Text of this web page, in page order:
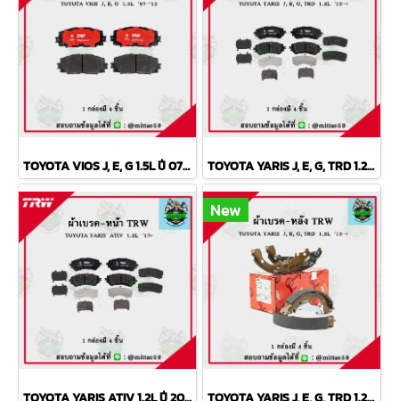
TOYOTA VIOS J, E, G 1.5L ปี 07-13 TRW ผ้าเบรค (หน้า) TOYOTA YARIS J, E, G, TRD 1.2L ปี 2013 TRW ผ้าเบรค (หน้า)
New